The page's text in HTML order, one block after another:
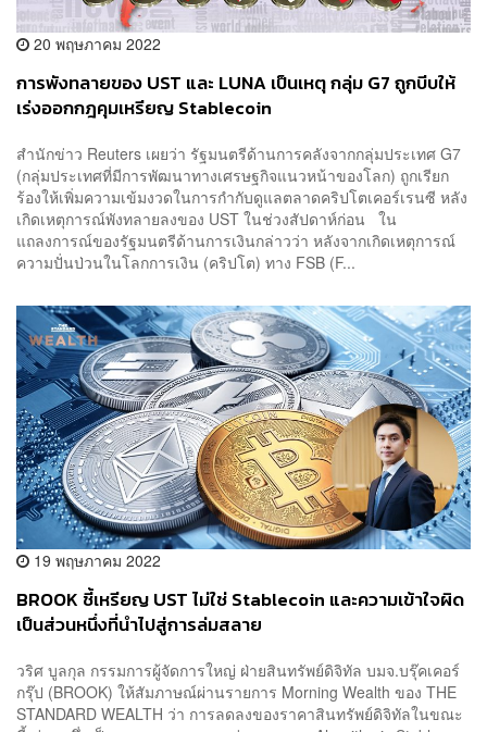
20 พฤษภาคม 2022
การพังทลายของ UST และ LUNA เป็นเหตุ กลุ่ม G7 ถูกบีบให้
เร่งออกกฎคุมเหรียญ Stablecoin
สำนักข่าว Reuters เผยว่า รัฐมนตรีด้านการคลังจากกลุ่มประเทศ G7
(กลุ่มประเทศที่มีการพัฒนาทางเศรษฐกิจแนวหน้าของโลก) ถูกเรียก
ร้องให้เพิ่มความเข้มงวดในการกำกับดูแลตลาดคริปโตเคอร์เรนซี หลัง
เกิดเหตุการณ์พังทลายลงของ UST ในช่วงสัปดาห์ก่อน ใน
แถลงการณ์ของรัฐมนตรีด้านการเงินกล่าวว่า หลังจากเกิดเหตุการณ์
ความปั่นป่วนในโลกการเงิน (คริปโต) ทาง FSB (F...
19 พฤษภาคม 2022
BROOK ชี้เหรียญ UST ไม่ใช่ Stablecoin และความเข้าใจผิด
เป็นส่วนหนึ่งที่นำไปสู่การล่มสลาย
วริศ บูลกุล กรรมการผู้จัดการใหญ่ ฝ่ายสินทรัพย์ดิจิทัล บมจ.บรุ๊คเคอร์
กรุ๊ป (BROOK) ให้สัมภาษณ์ผ่านรายการ Morning Wealth ของ THE
STANDARD WEALTH ว่า การลดลงของราคาสินทรัพย์ดิจิทัลในขณะ